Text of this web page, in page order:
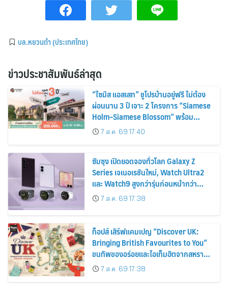
บล.หยวนต้า (ประเทศไทย)
ข่าวประชาสัมพันธ์ล่าสุด
“ไซมิส แอสเสท” ชูโปรบ้านอยู่ฟรี ไม่ต้อง
ผ่อนนาน 3 ปี เจาะ 2 โครงการ “Siamese
Holm–Siamese Blossom” พร้อม
ส่วนลดและสิทธิพิเศษถึง 31 สิงหาคม
2569
7 ส.ค. 69 17:40
ซัมซุง เปิดยอดจองทั่วโลก Galaxy Z
Series เจเนอเรชันใหม่, Watch Ultra2
และ Watch9 สูงกว่ารุ่นก่อนหน้ากว่า
30%7 ส.ค. 69 17:38
ท็อปส์ เสิร์ฟแคมเปญ “Discover UK:
Bringing British Favourites to You”
ขนทัพของอร่อยและไอเท็มฮิตจากสหราช
อาณาจักร ส่งตรงถึงมือตั้งแต่วันนี้ – 18
สิงหาคมนี้
7 ส.ค. 69 17:38